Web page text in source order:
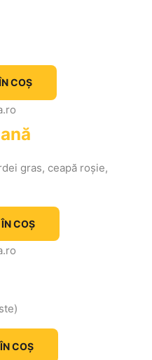
COȘ
gras, ceapă roșie,
COȘ
COȘ